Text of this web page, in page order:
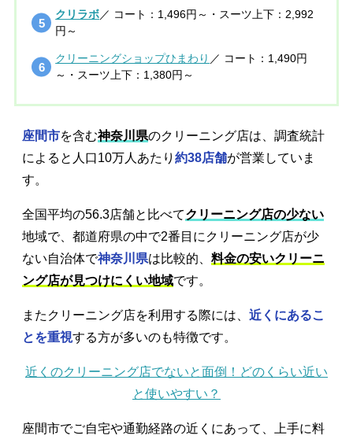
クリラボ／ コート：1,496円～・スーツ上下：2,992
円～
クリーニングショップひまわり ／ コート：1,490円
～・スーツ上下：1,380円～
座間市を含む神奈川県のクリーニング店は、調査統計
によると人口10万人あたり 約38店舗が営業していま
す。
全国平均の56.3店舗と比べてクリーニング店の少ない
地域で、都道府県の中で2番目にクリーニング店が少
ない自治体で神奈川県は比較的、 料金の安いクリーニ
ング店が見つけにくい地域です。
またクリーニング店を利用する際には、 近くにあるこ
とを重視する方が多いのも特徴です。
近くのクリーニング店でないと面倒！どのくらい近い
と使いやすい？
座間市でご自宅や通勤経路の近くにあって、上手に料